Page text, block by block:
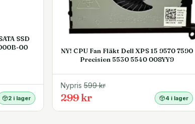
SSD
00
2 i lager
NY! CPU Fan Fläkt Dell XPS 15 9570 7590
Precision 5530 5540 008YY9
Nypris 599kr
299 kr 4 i lager